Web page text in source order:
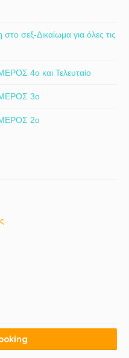
σεξ-Δικαίωμα για όλες τις
4ο και Τελευταίο
3ο
2ο